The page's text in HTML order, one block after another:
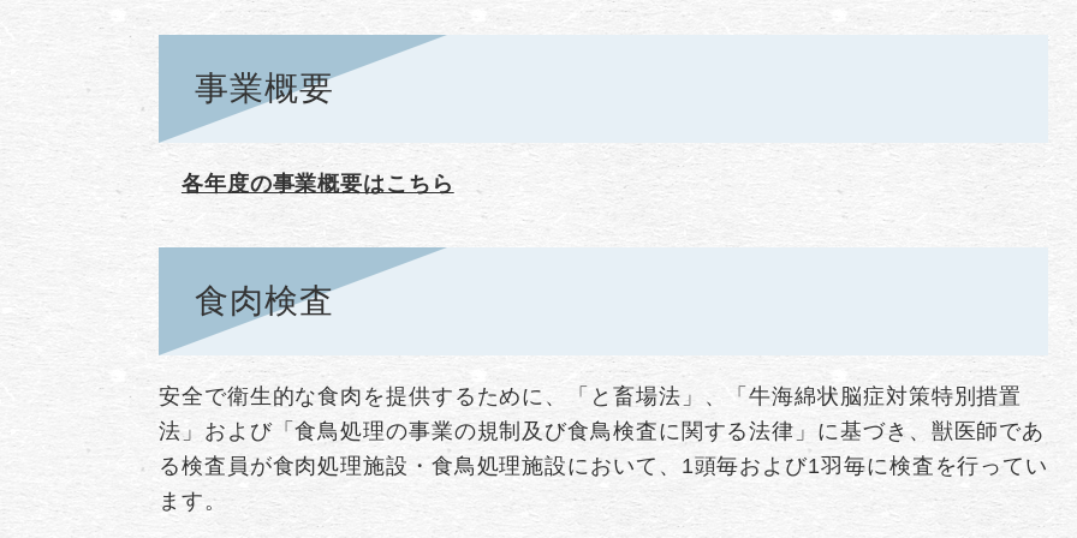
事業概要
各年度の事業概要はこちら
食肉検査
安全で衛生的な食肉を提供するために、「と畜場法」、「牛海綿状脳症対策特別措置
法」および「食鳥処理の事業の規制及び食鳥検査に関する法律」に基づき、獣医師であ
る検査員が食肉処理施設・食鳥処理施設において、1頭毎および1羽毎に検査を行ってい
ます。